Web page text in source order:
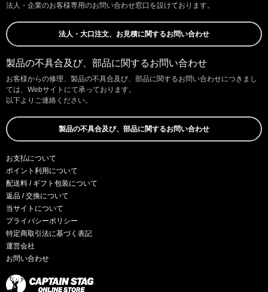
法人・企業のお客様専用のお問い合わせ窓口を設けております。
法人・大口注文、お見積に関するお問い合わせ
製品の不具合及び、部品に関するお問い合わせ
お客様からの修理、製品の不具合及び、部品に関するお問い合わせにつきまし
ては、Webサイトにて承っております。
以下よりご連絡ください。
製品の不具合及び、部品に関するお問い合わせ
お支払について
ポイント利用について
配送料 / ギフト包装について
返品 / 交換について
当サイトについて
プライバシーポリシー
特定商取引法に基づく表記
運営会社
お問い合わせ